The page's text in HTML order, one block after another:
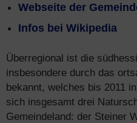
Webseite der
Infos bei Wikipedia
Überregional ist die
insbesondere durch das
bekannt, welches bis 2011
sich insgesamt drei
Gemeindeland: der Steiner